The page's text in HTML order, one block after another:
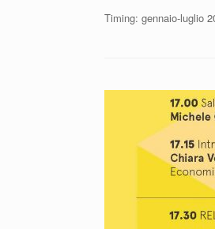
Timing: gennaio-luglio